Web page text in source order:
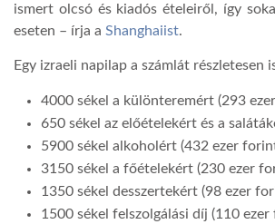
LINKTR.EE
GLOBOZSARU
LATIMO.HU
ismert olcsó és kiadós ételeiről, így
eseten – írja a Shanghaiist.
Egy izraeli napilap a számlát részletesen
4000 sékel a különteremért (293
650 sékel az előételekért és a
5900 sékel alkoholért (432 ezer
3150 sékel a főételekért (230 ezer
1350 sékel desszertekért (98 ezer
1500 sékel felszolgálási díj (110